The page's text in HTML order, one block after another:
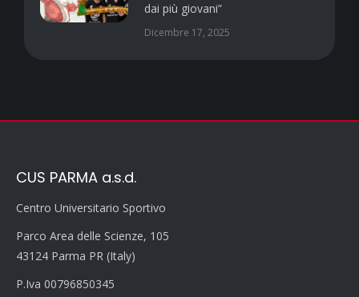
dai più giovani”
Dicembre 17, 2025
CUS PARMA a.s.d.
Centro Universitario Sportivo
Parco Area delle Scienze, 105
43124 Parma PR (Italy)
P.Iva 00796850345